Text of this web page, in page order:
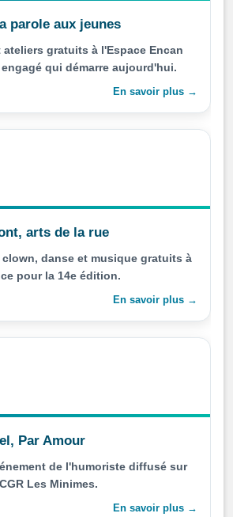
parole aux jeunes
ateliers gratuits à l'Espace Encan
qui démarre aujourd'hui.
En savoir plus →
arts de la rue
danse et musique gratuits à
pour la 14e édition.
En savoir plus →
Par Amour
de l'humoriste diffusé sur
Les Minimes.
En savoir plus →